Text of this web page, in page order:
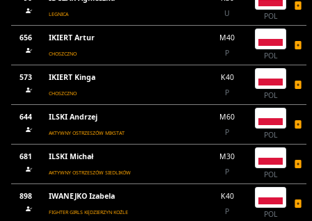
LEGNICA
U
POL
656 IKIERT Artur
CHOSZCZNO
M40
P
POL
573 IKIERT Kinga
CHOSZCZNO
K40
P
POL
644 ILSKI Andrzej
AKTYWNY OSTRZESZÓW MIKSTAT
M60
P
POL
681 ILSKI Michał
AKTYWNY OSTRZESZÓW SIEDLIKÓW
M30
P
POL
898 IWANEJKO Izabela
FIGHTER GIRLS KĘDZIERZYN KOŹLE
K40
P
POL